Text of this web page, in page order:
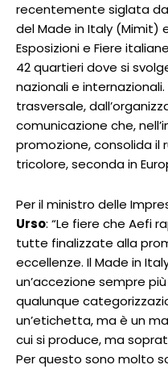
recentemente siglata
del Made in Italy (Mimit)
Esposizioni e Fiere
42 quartieri dove si
nazionali e
trasversale,
comunicazione che,
promozione, consolida il
tricolore, seconda in
Per il ministro delle
Urso: “Le fiere che Aefi
tutte finalizzate alla
eccellenze. Il Made in
un’accezione sempre
qualunque
un’etichetta, ma è un
cui si produce, ma
Per questo sono molto